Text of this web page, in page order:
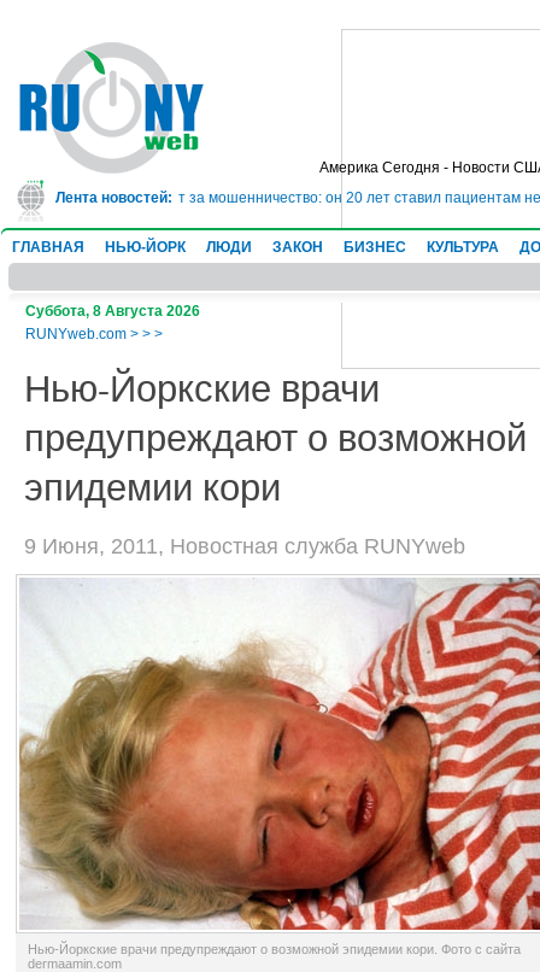
Америка Сегодня - Новости
Лента новостей:
в тюрьму на 10 лет за мошенничество: он 20 лет ставил пациентам
ГЛАВНАЯ НЬЮ-ЙОРК ЛЮДИ ЗАКОН БИЗНЕС КУЛЬТУРА
Суббота, 8 Августа 2026
RUNYweb.com > > >
Нью-Йоркские врачи
предупреждают о возможной
эпидемии кори
9 Июня, 2011, Новостная служба RUNYweb
Нью-Йоркские врачи предупреждают о возможной эпидемии кори. Фото с сайта
dermaamin.com